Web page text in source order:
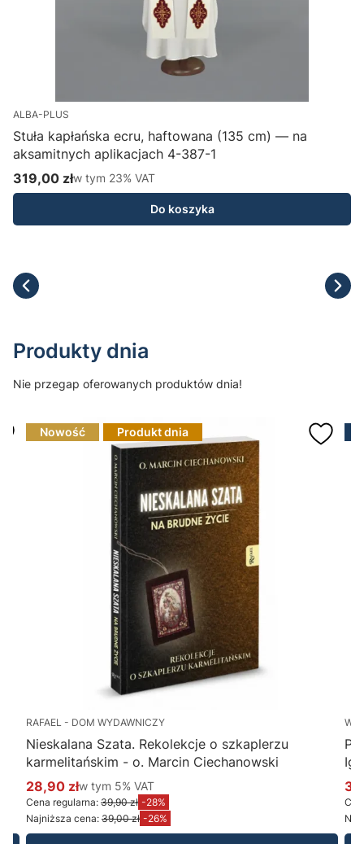
ALBA-PLUS
Stuła kapłańska ecru, haftowana (135 cm) — na
aksamitnych aplikacjach 4-387-1
Cena brutto
319,00 złw tym %s VAT
w tym 23% VAT
Do koszyka
Produkty dnia
Nie przegap oferowanych produktów dnia!
Nowość Produkt dnia
RAFAEL - DOM WYDAWNICZY
Nieskalana Szata. Rekolekcje o szkaplerzu
karmelitańskim - o. Marcin Ciechanowski
Cena promocyjna brutto
28,90 złw tym %s VAT
w tym 5% VAT
Cena regularna: 39,90 zł -28%
Najniższa cena: 39,00 zł -26%